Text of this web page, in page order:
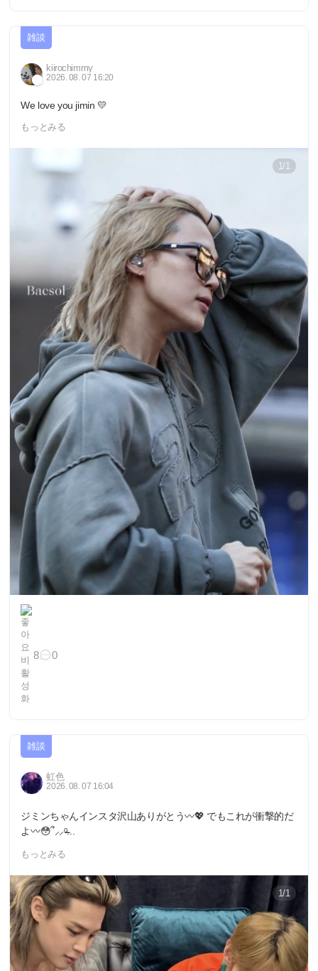
雑談
kiirochimmy
2026. 08. 07 16:20
We love you jimin 💛
もっとみる
1/1
8 0
雑談
虹色
2026. 08. 07 16:04
ジミンちゃんインスタ沢山ありがとう〰️💖 でもこれが衝撃的だ
よ〰️😳՞⸝⸝ᵒ̴̶...
もっとみる
1/1